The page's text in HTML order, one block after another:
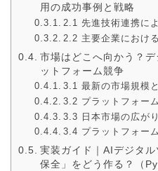
用の成功事例と戦略
2.1 先進技術連携に
2.2 主要企業におけ
市場はどこへ向かう？
ットフォーム競争
3.1 最新の市場規模
3.2 プラットフォー
3.3 日本市場の広が
3.4 プラットフォー
実装ガイド｜AIデジタ
保全」をどう作る？（